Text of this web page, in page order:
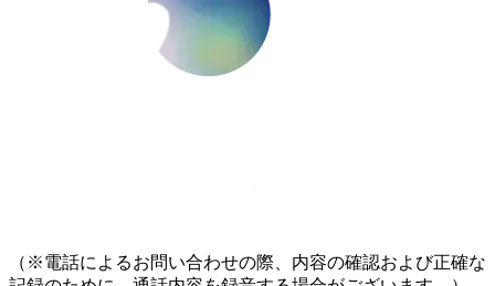
（※電話によるお問い合わせの際、内容の確認および正確な